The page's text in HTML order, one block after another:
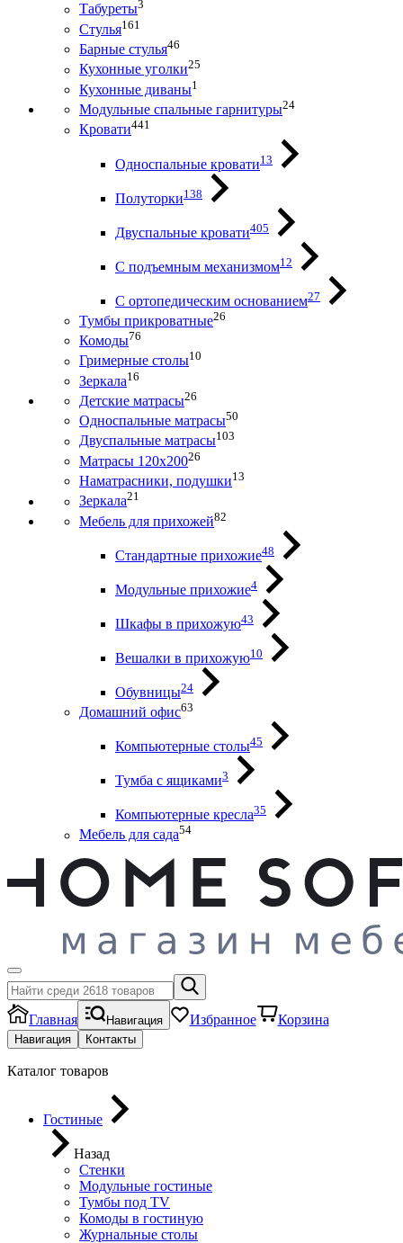
Табуреты3
Стулья161
Барные стулья46
Кухонные уголки25
Кухонные диваны1
Модульные спальные гарнитуры24
Кровати441
Односпальные кровати13
Полуторки138
Двуспальные кровати405
С подъемным механизмом12
С ортопедическим основанием27
Тумбы прикроватные26
Комоды76
Гримерные столы10
Зеркала16
Детские матрасы26
Односпальные матрасы50
Двуспальные матрасы103
Матрасы 120х20026
Наматрасники, подушки13
Зеркала21
Мебель для прихожей82
Стандартные прихожие48
Модульные прихожие4
Шкафы в прихожую43
Вешалки в прихожую10
Обувницы24
Домашний офис63
Компьютерные столы45
Тумба с ящиками3
Компьютерные кресла35
Мебель для сада54
Главная Навигация Избранное Корзина
Навигация Контакты
Каталог товаров
Гостиные
Назад
Стенки
Модульные гостиные
Тумбы под ТV
Комоды в гостиную
Журнальные столы